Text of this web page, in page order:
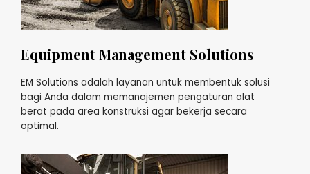
Equipment Management Solutions
EM Solutions adalah layanan untuk membentuk solusi
bagi Anda dalam memanajemen pengaturan alat
berat pada area konstruksi agar bekerja secara
optimal.